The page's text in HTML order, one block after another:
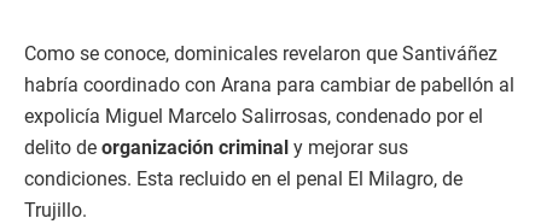
Como se conoce, dominicales revelaron que Santiváñez
habría coordinado con Arana para cambiar de pabellón al
expolicía Miguel Marcelo Salirrosas, condenado por el
delito de organización criminal y mejorar sus
condiciones. Esta recluido en el penal El Milagro, de
Trujillo.